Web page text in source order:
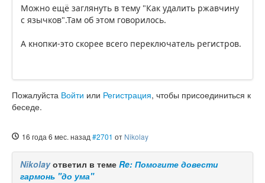
Можно ещё заглянуть в тему "Как удалить ржавчину
с язычков".Там об этом говорилось.
А кнопки-это скорее всего переключатель регистров.
Пожалуйста Войти или Регистрация, чтобы присоединиться к
беседе.
16 года 6 мес. назад #2701 от Nikolay
Nikolayответил в теме Re: Помогите довести
гармонь "до ума"